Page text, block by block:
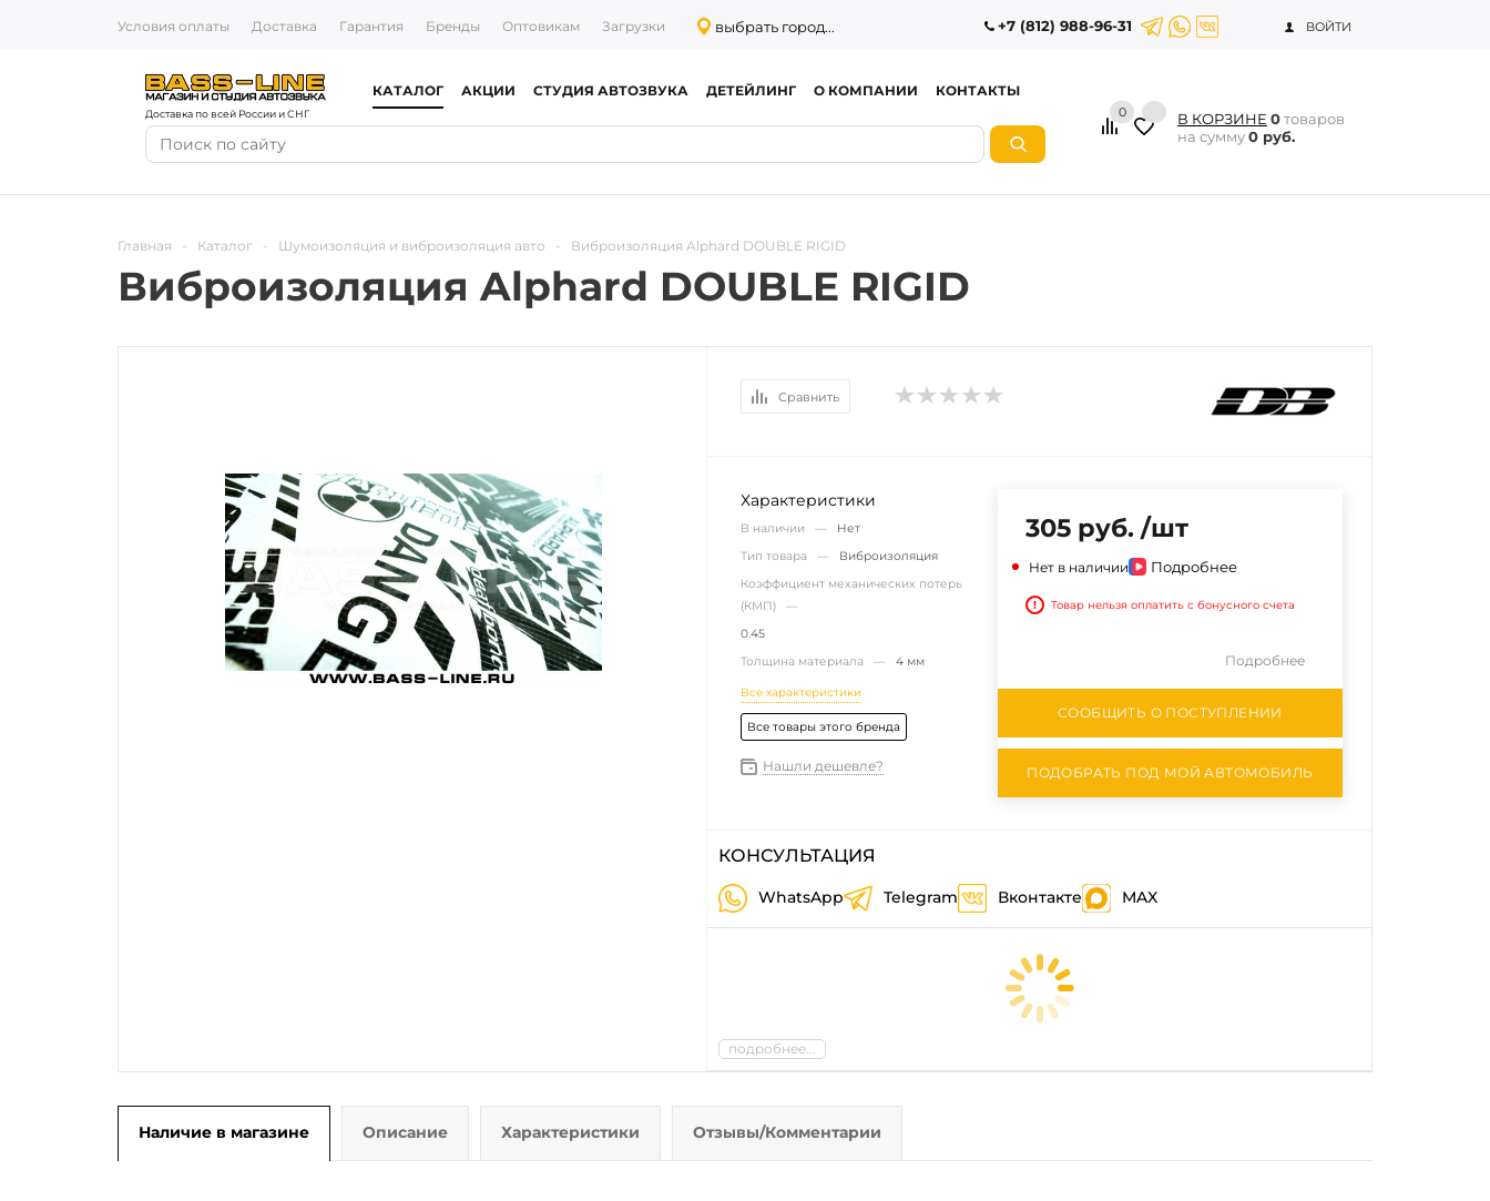
Условия оплаты Доставка Гарантия Бренды Оптовикам Загрузки выбрать город... +7 (812) 988-96-31 ВОЙТИ
Доставка по всей России и СНГ
КАТАЛОГ АКЦИИ СТУДИЯ АВТОЗВУКА ДЕТЕЙЛИНГ О КОМПАНИИ КОНТАКТЫ
0 В КОРЗИНЕ 0товаров
на сумму0 руб.
Главная - Каталог - Шумоизоляция и виброизоляция авто - Виброизоляция Alphard DOUBLE RIGID
Виброизоляция Alphard DOUBLE RIGID
Сравнить
Характеристики
В наличии — Нет
Тип товара — Виброизоляция
Коэффициент механических потерь
(КМП) —
0.45
Толщина материала —4 мм
Все характеристики
Все товары этого бренда
Нашли дешевле?
305 руб. /шт
Нет в наличии Подробнее
! Товар нельзя оплатить с бонусного счета
Подробнее
СООБЩИТЬ О ПОСТУПЛЕНИИ
ПОДОБРАТЬ ПОД МОЙ АВТОМОБИЛЬ
КОНСУЛЬТАЦИЯ
WhatsApp Telegram Вконтакте MAX
подробнее...
Наличие в магазине Описание Характеристики Отзывы/Комментарии